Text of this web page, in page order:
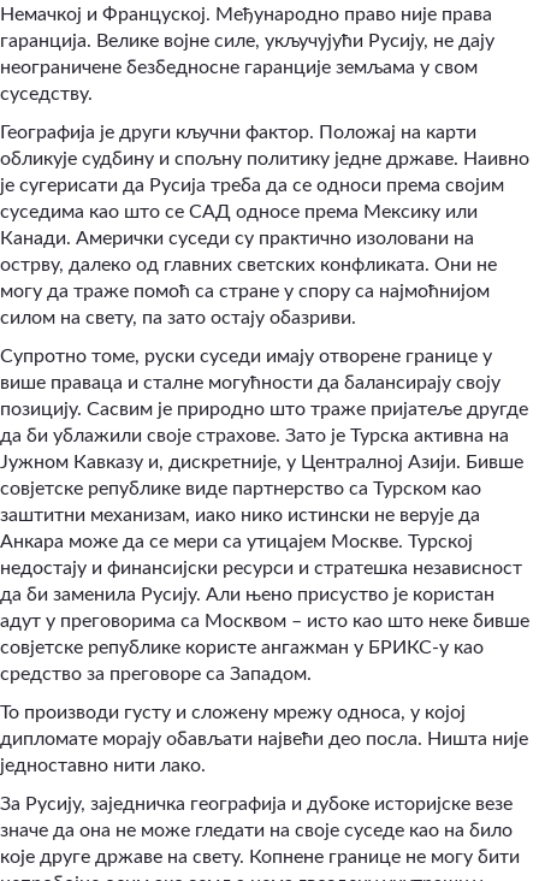
Немачкој и Француској. Међународно право није права
гаранција. Велике војне силе, укључујући Русију, не дају
неограничене безбедносне гаранције земљама у свом
суседству.
Географија је други кључни фактор. Положај на карти
обликује судбину и спољну политику једне државе. Наивно
је сугерисати да Русија треба да се односи према својим
суседима као што се САД односе према Мексику или
Канади. Амерички суседи су практично изоловани на
острву, далеко од главних светских конфликата. Они не
могу да траже помоћ са стране у спору са најмоћнијом
силом на свету, па зато остају обазриви.
Супротно томе, руски суседи имају отворене границе у
више праваца и сталне могућности да балансирају своју
позицију. Сасвим је природно што траже пријатеље другде
да би ублажили своје страхове. Зато је Турска активна на
Јужном Кавказу и, дискретније, у Централној Азији. Бивше
совјетске републике виде партнерство са Турском као
заштитни механизам, иако нико истински не верује да
Анкара може да се мери са утицајем Москве. Турској
недостају и финансијски ресурси и стратешка независност
да би заменила Русију. Али њено присуство је користан
адут у преговорима са Москвом – исто као што неке бивше
совјетске републике користе ангажман у БРИКС-у као
средство за преговоре са Западом.
То производи густу и сложену мрежу односа, у којој
дипломате морају обављати највећи део посла. Ништа није
једноставно нити лако.
За Русију, заједничка географија и дубоке историјске везе
значе да она не може гледати на своје суседе као на било
које друге државе на свету. Копнене границе не могу бити